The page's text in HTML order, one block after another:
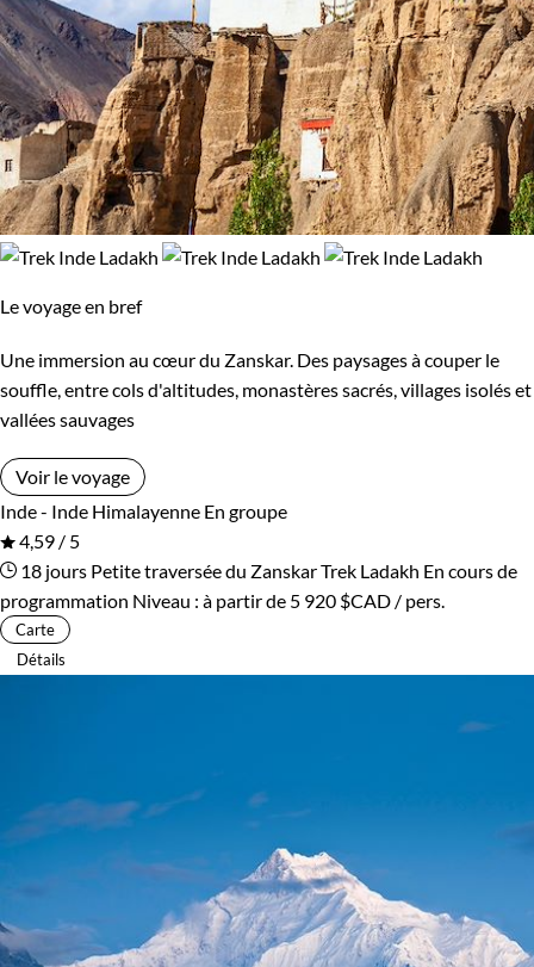
Le voyage en bref
Une immersion au cœur du Zanskar. Des paysages à couper le
souffle, entre cols d'altitudes, monastères sacrés, villages isolés et
vallées sauvages
Voir le voyage
Inde - Inde Himalayenne En groupe
4,59 / 5
18 jours Petite traversée du ZanskarTrek Ladakh En cours de
programmation Niveau : à partir de 5 920 $CAD / pers.
Carte
Détails